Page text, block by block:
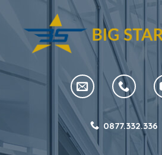
0877.332.336